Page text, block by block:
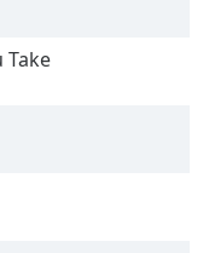
Take